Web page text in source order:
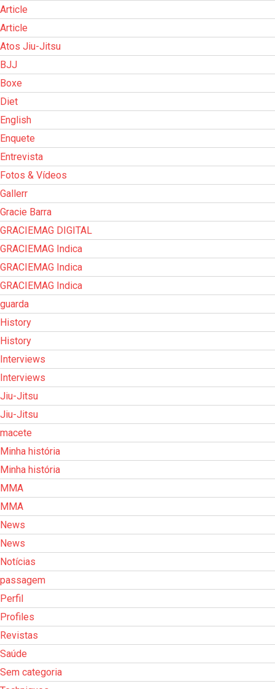
Article
Article
Atos Jiu-Jitsu
BJJ
Boxe
Diet
English
Enquete
Entrevista
Fotos & Vídeos
Gallerr
Gracie Barra
GRACIEMAG DIGITAL
GRACIEMAG Indica
GRACIEMAG Indica
GRACIEMAG Indica
guarda
History
History
Interviews
Interviews
Jiu-Jitsu
Jiu-Jitsu
macete
Minha história
Minha história
MMA
MMA
News
News
Notícias
passagem
Perfil
Profiles
Revistas
Saúde
Sem categoria